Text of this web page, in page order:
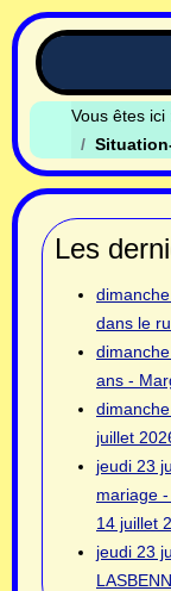
Vous êtes ici
Les
dans le
ans -
juillet
jeudi 23
mariage
14 juillet
jeudi 23